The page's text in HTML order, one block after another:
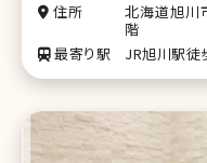
住所
北海道旭川
階
最寄り駅
JR旭川駅徒